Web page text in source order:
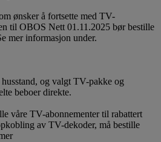
ønsker å fortsette med TV-
til OBOS Nett 01.11.2025 bør bestille
mer informasjon under.
og valgt TV-pakke og
beboer direkte.
våre TV-abonnementer til rabattert
av TV-dekoder, må bestille